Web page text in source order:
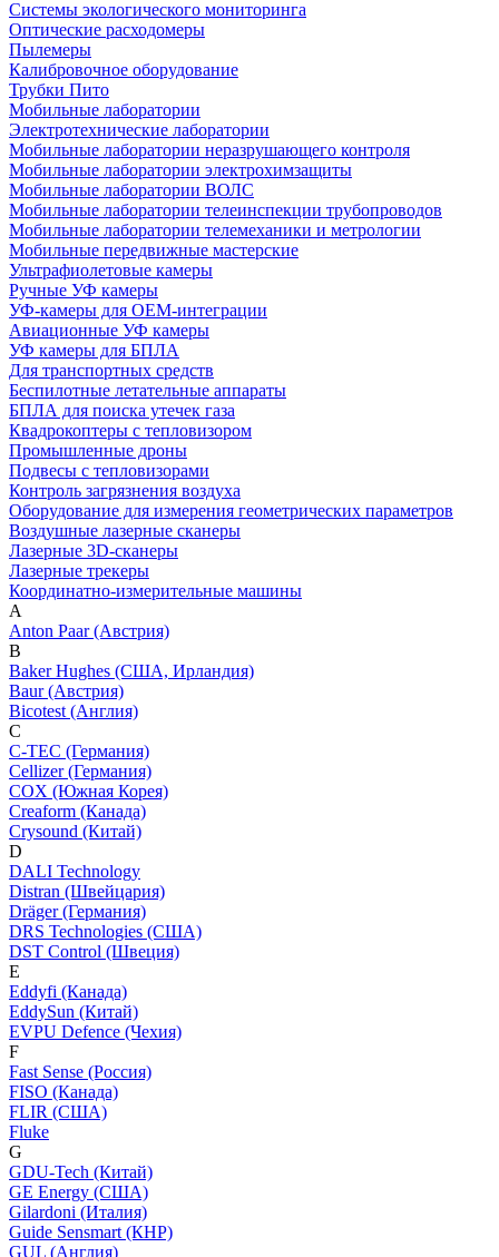
Системы экологического мониторинга
Оптические расходомеры
Пылемеры
Калибровочное оборудование
Трубки Пито
Мобильные лаборатории
Электротехнические лаборатории
Мобильные лаборатории неразрушающего контроля
Мобильные лаборатории электрохимзащиты
Мобильные лаборатории ВОЛС
Мобильные лаборатории телеинспекции трубопроводов
Мобильные лаборатории телемеханики и метрологии
Мобильные передвижные мастерские
Ультрафиолетовые камеры
Ручные УФ камеры
УФ-камеры для OEM-интеграции
Авиационные УФ камеры
УФ камеры для БПЛА
Для транспортных средств
Беспилотные летательные аппараты
БПЛА для поиска утечек газа
Квадрокоптеры с тепловизором
Промышленные дроны
Подвесы с тепловизорами
Контроль загрязнения воздуха
Оборудование для измерения геометрических параметров
Воздушные лазерные сканеры
Лазерные 3D-сканеры
Лазерные трекеры
Координатно-измерительные машины
A
Anton Paar (Австрия)
B
Baker Hughes (США, Ирландия)
Baur (Австрия)
Bicotest (Англия)
C
C-TEC (Германия)
Cellizer (Германия)
COX (Южная Корея)
Creaform (Канада)
Crysound (Китай)
D
DALI Technology
Distran (Швейцария)
Dräger (Германия)
DRS Technologies (США)
DST Control (Швеция)
E
Eddyfi (Канада)
EddySun (Китай)
EVPU Defence (Чехия)
F
Fast Sense (Россия)
FISO (Канада)
FLIR (США)
Fluke
G
GDU-Tech (Китай)
GE Energy (США)
Gilardoni (Италия)
Guide Sensmart (КНР)
GUL (Англия)